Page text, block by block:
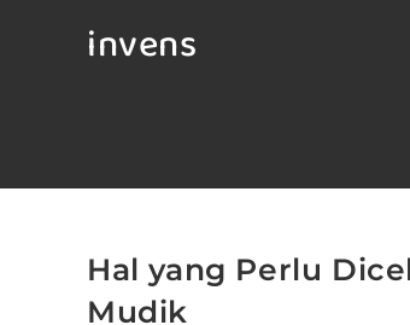
invens
Hal yang Perlu
Mudik